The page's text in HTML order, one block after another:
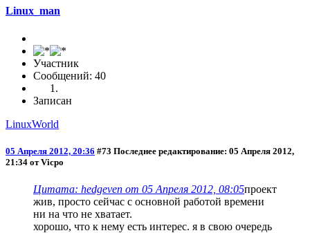
Linux_man
Участник
Сообщений: 40
Записан
LinuxWorld
05 Апреля 2012, 20:36 #73 Последнее редактирование: 05 Апреля 2012,
21:34 от Vicpo
Цитата: hedgeven от 05 Апреля 2012, 08:05проект
жив, просто сейчас с основной работой времени
ни на что не хватает.
хорошо, что к нему есть интерес. я в свою очередь